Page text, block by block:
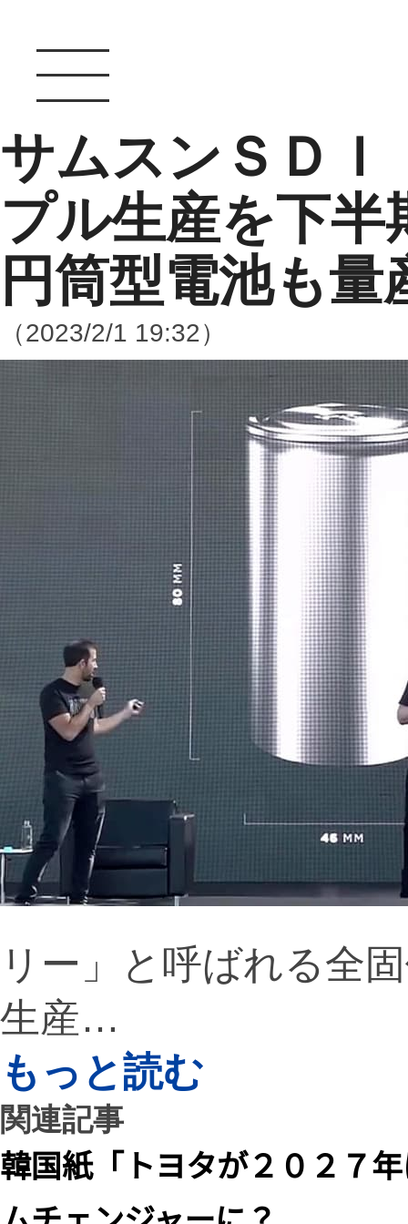
サムスンＳＤＩ
プル生産を下半
円筒型電池も量
（2023/2/1 19:32）
リー」と呼ばれる全
生産…
もっと読む
関連記事
韓国紙「トヨタが２０２７
ムチェンジャーに？